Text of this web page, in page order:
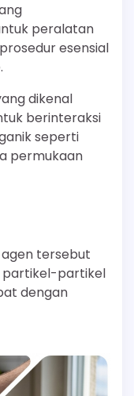
peralatan
esensial
dikenal
berinteraksi
seperti
permukaan
agen tersebut
partikel-partikel
dengan